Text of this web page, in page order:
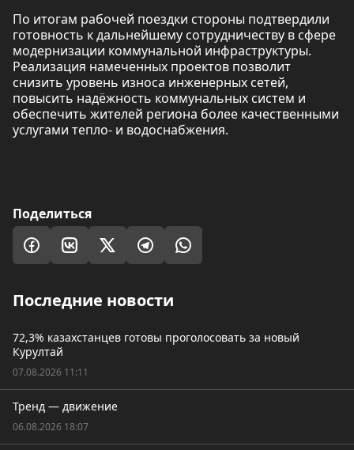
По итогам рабочей поездки стороны подтвердили
готовность к дальнейшему сотрудничеству в сфере
модернизации коммунальной инфраструктуры.
Реализация намеченных проектов позволит
снизить уровень износа инженерных сетей,
повысить надёжность коммунальных систем и
обеспечить жителей региона более качественными
услугами тепло- и водоснабжения.
Поделиться
Последние новости
72,3% казахстанцев готовы проголосовать за новый
Курултай
07.08.2026 11:11
Тренд — движение
06.08.2026 18:07